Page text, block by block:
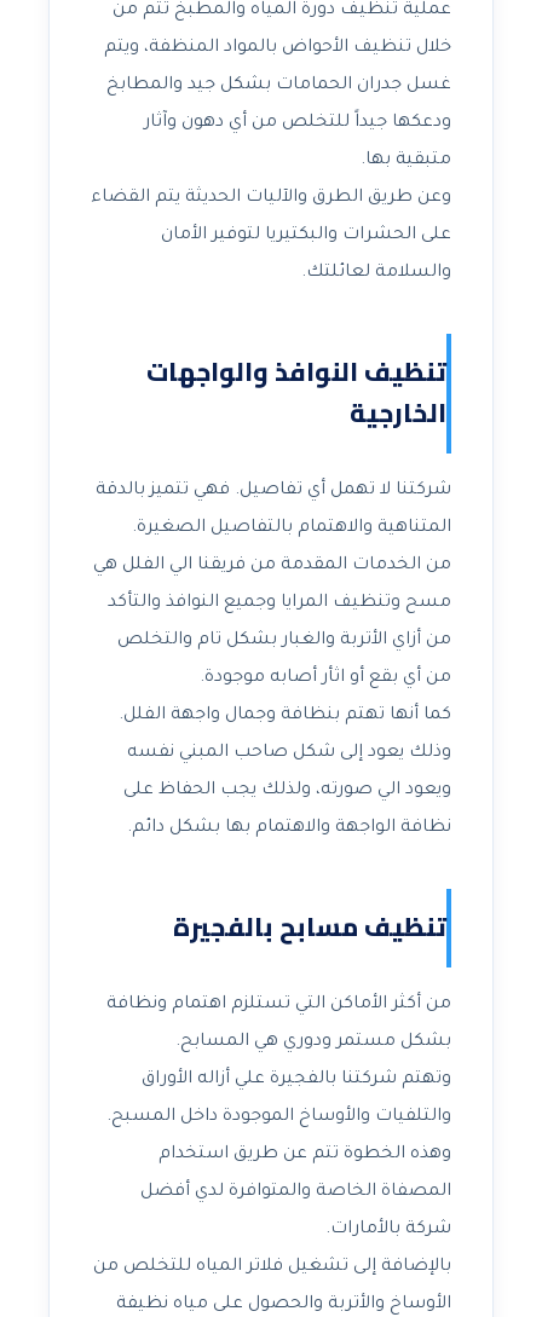
عملية تنظيف دورة المياه والمطبخ تتم من
خلال تنظيف الأحواض بالمواد المنظفة، ويتم
غسل جدران الحمامات بشكل جيد والمطابخ
ودعكها جيداً للتخلص من أي دهون وآثار
متبقية بها.
وعن طريق الطرق والآليات الحديثة يتم القضاء
على الحشرات والبكتيريا لتوفير الأمان
والسلامة لعائلتك.
تنظيف النوافذ والواجهات
الخارجية
شركتنا لا تهمل أي تفاصيل. فهي تتميز بالدقة
المتناهية والاهتمام بالتفاصيل الصغيرة.
من الخدمات المقدمة من فريقنا الي الفلل هي
مسح وتنظيف المرايا وجميع النوافذ والتأكد
من أزاي الأتربة والغبار بشكل تام والتخلص
من أي بقع أو اثأر أصابه موجودة.
كما أنها تهتم بنظافة وجمال واجهة الفلل.
وذلك يعود إلى شكل صاحب المبني نفسه
ويعود الي صورته، ولذلك يجب الحفاظ على
نظافة الواجهة والاهتمام بها بشكل دائم.
تنظيف مسابح بالفجيرة
من أكثر الأماكن التي تستلزم اهتمام ونظافة
بشكل مستمر ودوري هي المسابح.
وتهتم شركتنا بالفجيرة علي أزاله الأوراق
والتلفيات والأوساخ الموجودة داخل المسبح.
وهذه الخطوة تتم عن طريق استخدام
المصفاة الخاصة والمتوافرة لدي أفضل
شركة بالأمارات.
بالإضافة إلى تشغيل فلاتر المياه للتخلص من
الأوساخ والأتربة والحصول على مياه نظيفة